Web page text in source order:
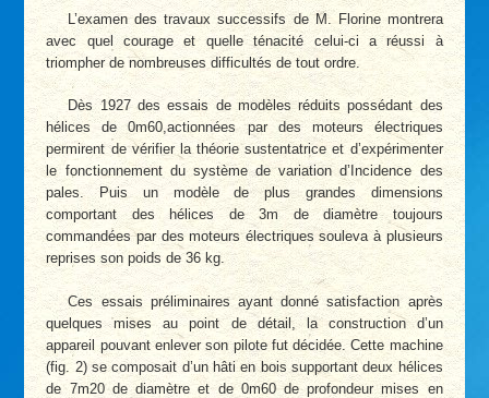
L’examen des travaux successifs de M. Florine montrera
avec quel courage et quelle ténacité celui-ci a réussi à
triompher de nombreuses difficultés de tout ordre.
Dès 1927 des essais de modèles réduits possédant des
hélices de 0m60,actionnées par des moteurs électriques
permirent de vérifier la théorie sustentatrice et d’expérimenter
le fonctionnement du système de variation d’Incidence des
pales. Puis un modèle de plus grandes dimensions
comportant des hélices de 3m de diamètre toujours
commandées par des moteurs électriques souleva à plusieurs
reprises son poids de 36 kg.
Ces essais préliminaires ayant donné satisfaction après
quelques mises au point de détail, la construction d’un
appareil pouvant enlever son pilote fut décidée. Cette machine
(fig. 2) se composait d’un hâti en bois supportant deux hélices
de 7m20 de diamètre et de 0m60 de profondeur mises en